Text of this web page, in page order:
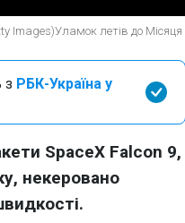
Images)Уламок летів до Місяця
з РБК-Україна у
SpaceX Falcon 9,
некеровано